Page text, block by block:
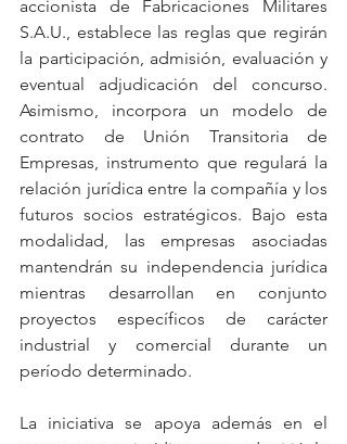
accionista de Fabricaciones Militares
S.A.U., establece las reglas que regirán
la participación, admisión, evaluación y
eventual adjudicación del concurso.
Asimismo, incorpora un modelo de
contrato de Unión Transitoria de
Empresas, instrumento que regulará la
relación jurídica entre la compañía y los
futuros socios estratégicos. Bajo esta
modalidad, las empresas asociadas
mantendrán su independencia jurídica
mientras desarrollan en conjunto
proyectos específicos de carácter
industrial y comercial durante un
período determinado.
La iniciativa se apoya además en el